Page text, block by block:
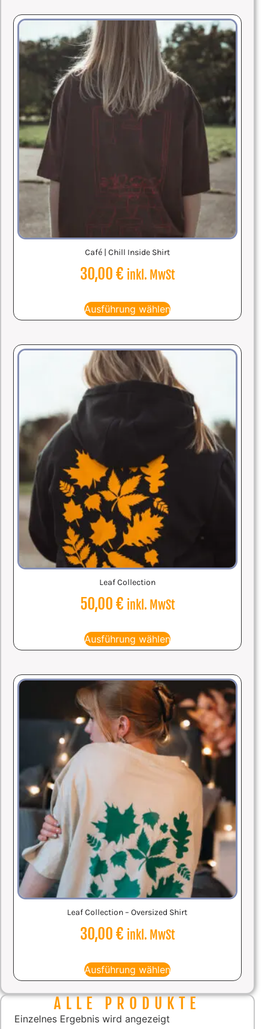
Café | Chill Inside Shirt
30,00€ inkl. MwSt
Ausführung wählen
Leaf Collection
50,00€ inkl. MwSt
Ausführung wählen
Leaf Collection – Oversized Shirt
30,00€ inkl. MwSt
Ausführung wählen
ALLE PRODUKTE
Einzelnes Ergebnis wird angezeigt